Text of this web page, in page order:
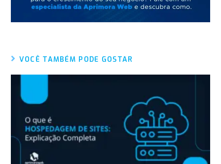
VOCÊ TAMBÉM PODE GOSTAR